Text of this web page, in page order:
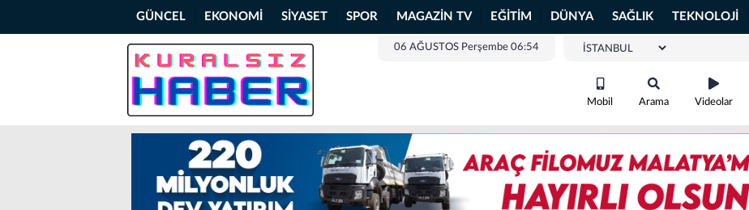
GÜNCEL EKONOMİ SİYASET SPOR MAGAZİN TV EĞİTİM DÜNYA SAĞLIK TEKNOLOJİ
06 AĞUSTOS Perşembe 06:54
Mobil Arama Videolar